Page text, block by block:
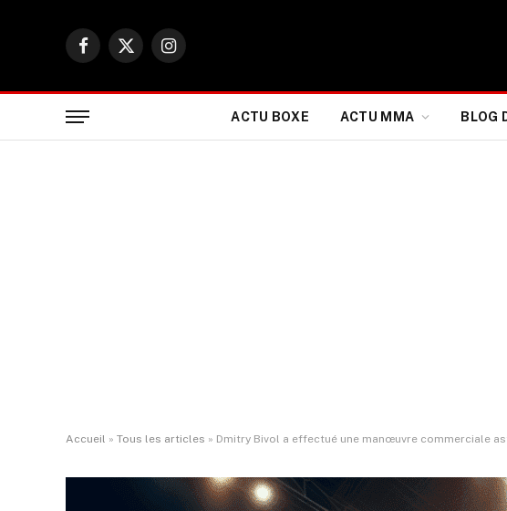
Facebook
X
Instagram
ACTU BOXE ACTU MMA BLOG
Accueil » Tous les articles » Dmitry Bivol a effectué une manœuvre commerciale